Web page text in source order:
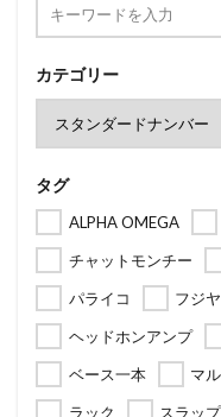
カテゴリー
タグ
ALPHA OMEGA
チャットモンチー
パライコ
フジ
ヘッドホンアンプ
ベース一本
マ
ラック
スラップ